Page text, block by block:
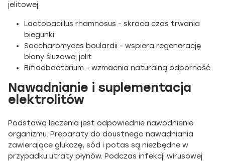
jelitowej:
Lactobacillus rhamnosus - skraca czas trwania
biegunki
Saccharomyces boulardii - wspiera regenerację
błony śluzowej jelit
Bifidobacterium - wzmacnia naturalną odporność
Nawadnianie i suplementacja
elektrolitów
Podstawą leczenia jest odpowiednie nawodnienie
organizmu. Preparaty do doustnego nawadniania
zawierające glukozę, sód i potas są niezbędne w
przypadku utraty płynów. Podczas infekcji wirusowej